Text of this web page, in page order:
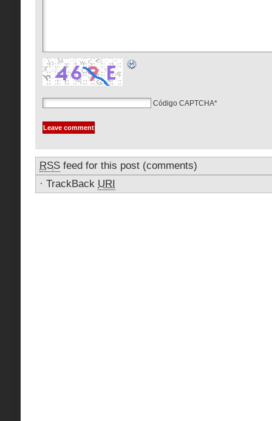
Código CAPTCHA*
RSS feed for this post (comments)
· TrackBack URI